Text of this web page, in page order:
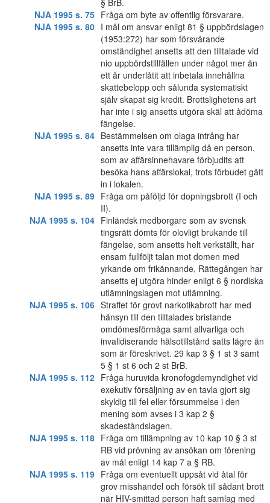
§ BrB.
NJA 1995 s. 75 Fråga om byte av offentlig försvarare.
NJA 1995 s. 80 I mål om ansvar enligt 81 § uppbördslagen
(1953:272) har som försvårande
omständighet ansetts att den tilltalade vid
nio uppbördstillfällen under något mer än
ett år underlåtit att inbetala innehållna
skattebelopp och sålunda systematiskt
själv skapat sig kredit. Brottslighetens art
har inte i sig ansetts utgöra skäl att ådöma
fängelse.
NJA 1995 s. 84 Bestämmelsen om olaga intrång har
ansetts inte vara tillämplig då en person,
som av affärsinnehavare förbjudits att
besöka hans affärslokal, trots förbudet gått
in i lokalen.
NJA 1995 s. 89 Fråga om påföljd för dopningsbrott (I och
II).
NJA 1995 s. 104 Finländsk medborgare som av svensk
tingsrätt dömts för olovligt brukande till
fängelse, som ansetts helt verkställt, har
ensam fullföljt talan mot domen med
yrkande om frikännande, Rättegången har
ansetts ej utgöra hinder enligt 6 § nordiska
utlämningslagen mot utlämning.
NJA 1995 s. 106 Straffet för grovt narkotikabrott har med
hänsyn till den tilltalades bristande
omdömesförmåga samt allvarliga och
invalidiserande hälsotillstånd satts lägre än
som är föreskrivet. 29 kap 3 § 1 st 3 samt
5 § 1 st 6 och 2 st BrB.
NJA 1995 s. 112 Fråga huruvida kronofogdemyndighet vid
exekutiv försäljning av en tavla gjort sig
skyldig till fel eller försummelse i den
mening som avses i 3 kap 2 §
skadeståndslagen.
NJA 1995 s. 118 Fråga om tillämpning av 10 kap 10 § 3 st
RB vid prövning av ansökan om förening
av mål enligt 14 kap 7 a § RB.
NJA 1995 s. 119 Fråga om eventuellt uppsåt vid åtal för
grov misshandel och försök till sådant brott
när HIV-smittad person haft samlag med